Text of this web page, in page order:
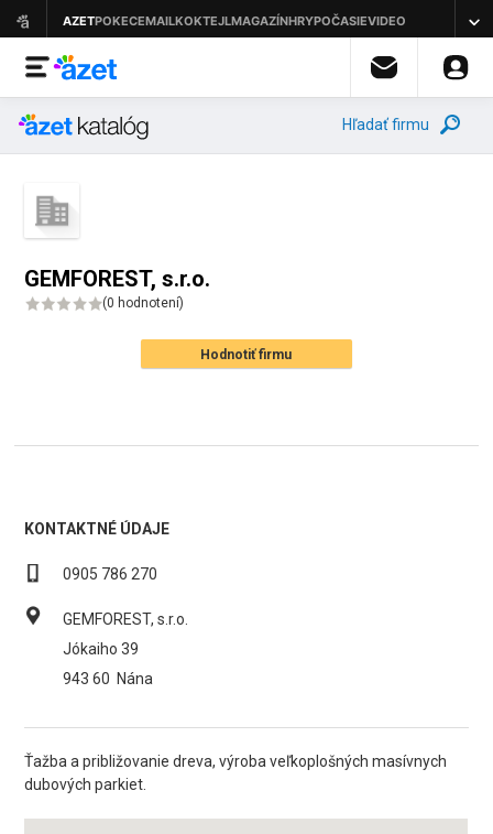
Hľadať firmu
GEMFOREST, s.r.o.
(0 hodnotení)
Hodnotiť firmu
KONTAKTNÉ ÚDAJE
0905 786 270
GEMFOREST, s.r.o.
Jókaiho 39
943 60 Nána
Ťažba a približovanie dreva, výroba veľkoplošných masívnych
dubových parkiet.